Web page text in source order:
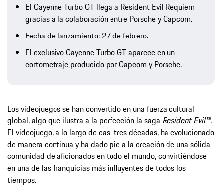
El Cayenne Turbo GT llega a Resident Evil Requiem
gracias a la colaboración entre Porsche y Capcom.
Fecha de lanzamiento: 27 de febrero.
El exclusivo Cayenne Turbo GT aparece en un
cortometraje producido por Capcom y Porsche.
Los videojuegos se han convertido en una fuerza cultural
global, algo que ilustra a la perfección la saga Resident Evil™.
El videojuego, a lo largo de casi tres décadas, ha evolucionado
de manera continua y ha dado pie a la creación de una sólida
comunidad de aficionados en todo el mundo, convirtiéndose
en una de las franquicias más influyentes de todos los
tiempos.